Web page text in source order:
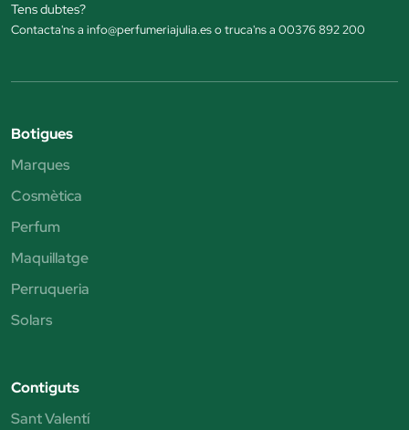
Tens dubtes?
Contacta'ns a info@perfumeriajulia.es o truca'ns a 00376 892 200
Botigues
Marques
Cosmètica
Perfum
Maquillatge
Perruqueria
Solars
Contiguts
Sant Valentí